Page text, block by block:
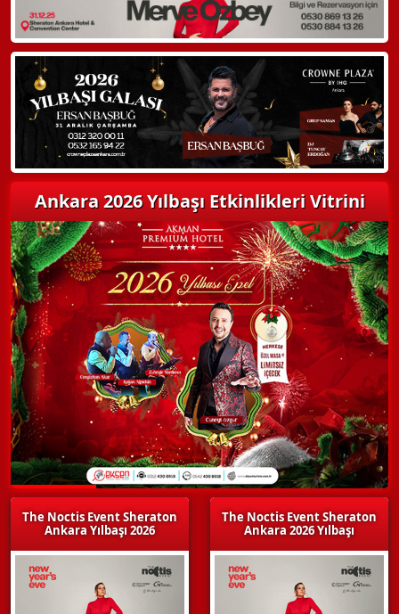
Hemen Arayın
Detaylı Bilgi Alın
Ankara 2026 Yılbaşı Etkinlikleri Vitrini
The Noctis Event Sheraton
Ankara Yılbaşı 2026
The Noctis Event Sheraton
Ankara 2026 Yılbaşı